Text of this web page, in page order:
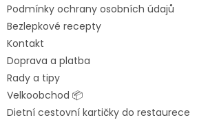
Podmínky ochrany osobních údajů
Bezlepkové recepty
Kontakt
Doprava a platba
Rady a tipy
Velkoobchod 📦
Dietní cestovní kartičky do restaurece